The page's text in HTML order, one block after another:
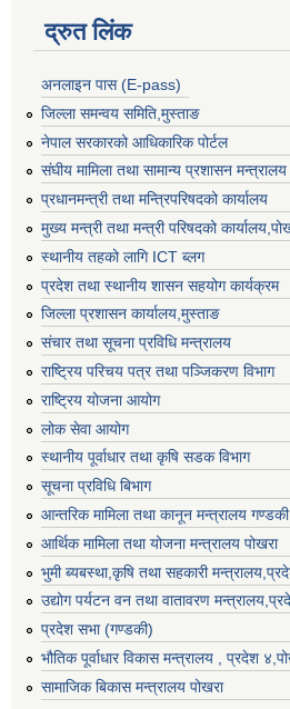
द्रुत लिंक
अनलाइन पास (E-pass)
जिल्ला समन्वय समिति,मुस्ताङ
नेपाल सरकारको आधिकारिक पोर्टल
संघीय मामिला तथा सामान्य प्रशासन मन्त्रालय
प्रधानमन्त्री तथा मन्त्रिपरिषदको कार्यालय
मुख्य मन्त्री तथा मन्त्री परिषदको
स्थानीय तहको लागि ICT ब्लग
प्रदेश तथा स्थानीय शासन सहयोग कार्यक्रम
जिल्ला प्रशासन कार्यालय,मुस्ताङ
संचार तथा सूचना प्रविधि मन्त्रालय
राष्ट्रिय परिचय पत्र तथा पञ्जिकरण विभाग
राष्ट्रिय योजना आयोग
लोक सेवा आयोग
स्थानीय पूर्वाधार तथा कृषि सडक विभाग
सूचना प्रविधि बिभाग
आन्तरिक मामिला तथा कानून मन्त्रालय
आर्थिक मामिला तथा योजना मन्त्रालय पोखरा
भुमी ब्यबस्था,कृषि तथा सहकारी
उद्योग पर्यटन वन तथा वातावरण
प्रदेश सभा (गण्डकी)
भौतिक पूर्वाधार विकास मन्त्रालय , प्रदेश
सामाजिक बिकास मन्त्रालय पोखरा